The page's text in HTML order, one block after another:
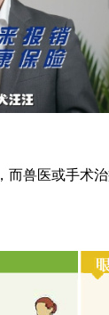
兽医或手术